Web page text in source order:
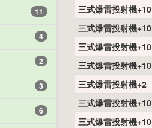
11
4
2
3
6
三式爆雷投射機+10
三式爆雷投射機+10
三式爆雷投射機+10
三式爆雷投射機+10
三式爆雷投射機+2
三式爆雷投射機+10
三式爆雷投射機+10